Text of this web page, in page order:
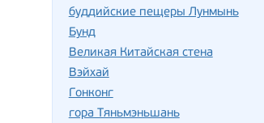
буддийские пещеры Лунмынь
Бунд
Великая Китайская стена
Вэйхай
Гонконг
гора Тяньмэньшань